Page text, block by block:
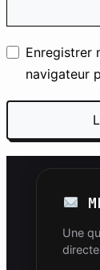
Enregistrer
navigateur
Une